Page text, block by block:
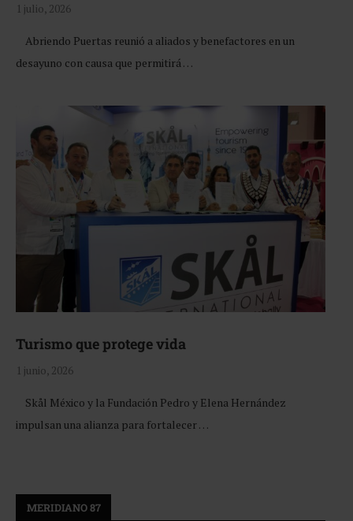
1 julio, 2026
Abriendo Puertas reunió a aliados y benefactores en un
desayuno con causa que permitirá …
Turismo que protege vida
1 junio, 2026
Skål México y la Fundación Pedro y Elena Hernández
impulsan una alianza para fortalecer …
MERIDIANO 87